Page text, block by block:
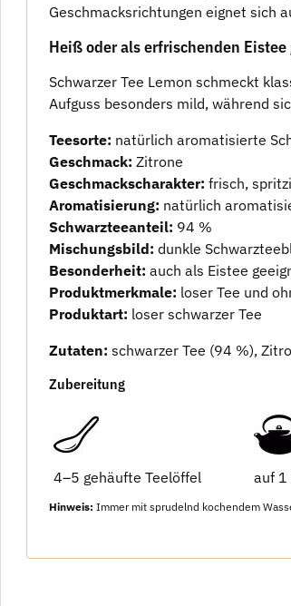
Geschmacksrichtungen eignet sich
Heiß oder als erfrischenden
Schwarzer Tee Lemon schmeckt
Aufguss besonders mild, während
Teesorte: natürlich aromatisierte
Geschmack: Zitrone
Geschmackscharakter: frisch,
Aromatisierung: natürlich
Schwarzteeanteil: 94 %
Mischungsbild: dunkle
Besonderheit: auch als Eistee
Produktmerkmale: loser Tee und
Produktart: loser schwarzer Tee
Zutaten: schwarzer Tee (94 %),
Zubereitung
4–5 gehäufte Teelöffel auf 1
Hinweis: Immer mit sprudelnd kochendem